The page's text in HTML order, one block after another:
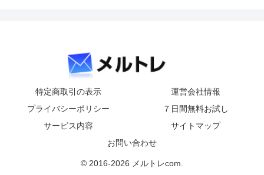
特定商取引の表示
運営会社情報
プライバシーポリシー
７日間無料お試し
サービス内容
サイトマップ
お問い合わせ
© 2016-2026 メルトレcom.